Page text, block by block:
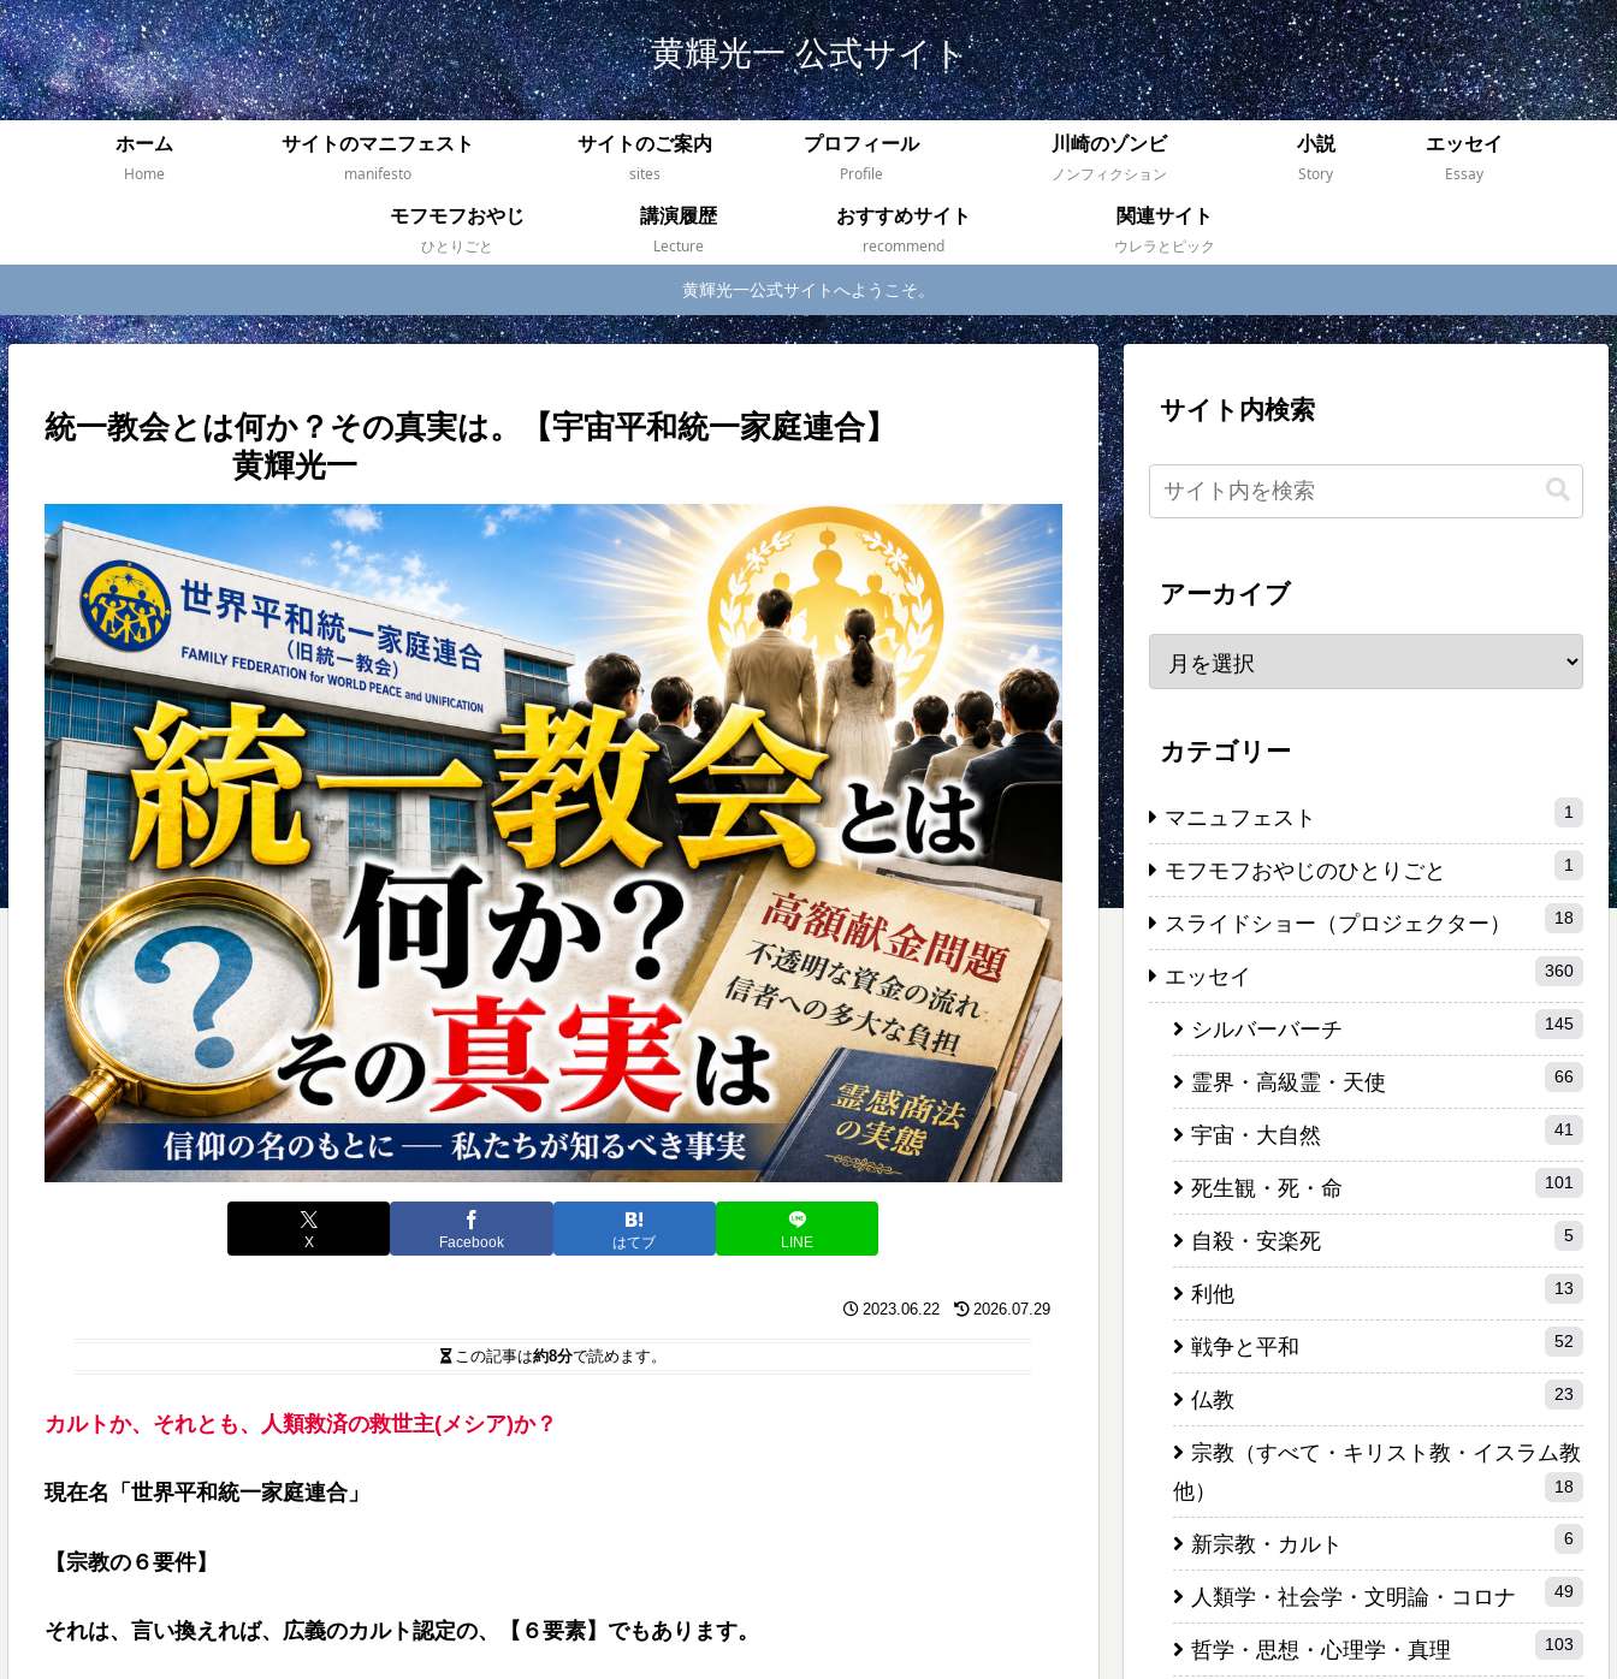
黄輝光一 公式サイト
ホーム
Home
サイトのマニフェスト
manifesto
サイトのご案内
sites
プロフィール
Profile
川崎のゾンビ
ノンフィクション
小説
Story
エッセイ
Essay
モフモフおやじ
ひとりごと
講演履歴
Lecture
おすすめサイト
recommend
関連サイト
ウレラとピック
黄輝光一公式サイトへようこそ。
統一教会とは何か？その真実は。【宇宙平和統一家庭連合】
黄輝光一
X Facebook はてブ LINE
2023.06.22 2026.07.29
この記事は約8分で読めます。
カルトか、それとも、人類救済の救世主(メシア)か？
現在名「世界平和統一家庭連合」
【宗教の６要件】
それは、言い換えれば、広義のカルト認定の、【６要素】でもあります。
サイト内検索
アーカイブ
カテゴリー
マニュフェスト 1
モフモフおやじのひとりごと 1
スライドショー（プロジェクター） 18
エッセイ 360
シルバーバーチ 145
霊界・高級霊・天使 66
宇宙・大自然 41
死生観・死・命 101
自殺・安楽死 5
利他 13
戦争と平和 52
仏教 23
宗教（すべて・キリスト教・イスラム教
他）
18
新宗教・カルト 6
人類学・社会学・文明論・コロナ 49
哲学・思想・心理学・真理 103